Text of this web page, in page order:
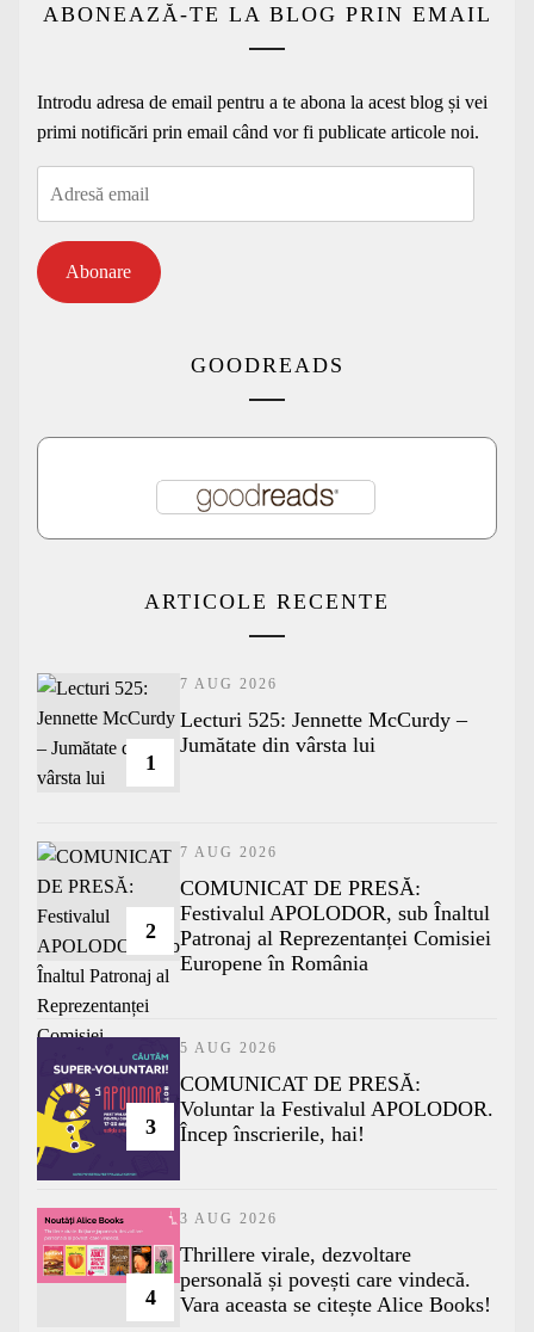
ABONEAZĂ-TE LA BLOG PRIN EMAIL
Introdu adresa de email pentru a te abona la acest blog și vei
primi notificări prin email când vor fi publicate articole noi.
Abonare
GOODREADS
ARTICOLE RECENTE
1
7 AUG 2026
Lecturi 525: Jennette McCurdy –
Jumătate din vârsta lui
2
7 AUG 2026
COMUNICAT DE PRESĂ:
Festivalul APOLODOR, sub Înaltul
Patronaj al Reprezentanței Comisiei
Europene în România
3
5 AUG 2026
COMUNICAT DE PRESĂ:
Voluntar la Festivalul APOLODOR.
Încep înscrierile, hai!
4
3 AUG 2026
Thrillere virale, dezvoltare
personală și povești care vindecă.
Vara aceasta se citește Alice Books!